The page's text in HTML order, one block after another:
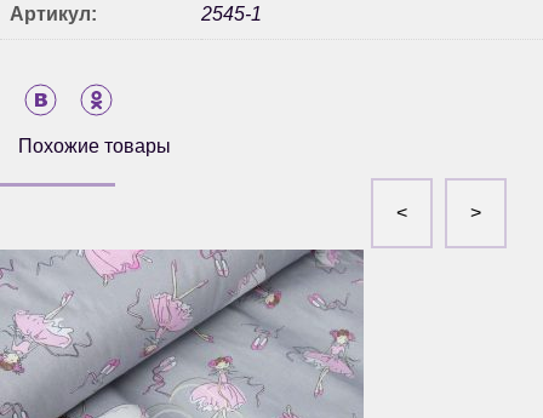
Артикул: 2545-1
Похожие товары